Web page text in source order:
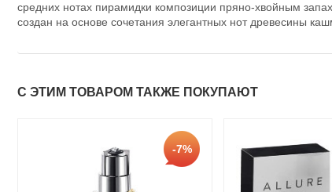
средних нотах пирамидки композиции пряно-хвойным
создан на основе сочетания элегантных нот древесины
С ЭТИМ ТОВАРОМ ТАКЖЕ ПОКУПАЮТ
-7%